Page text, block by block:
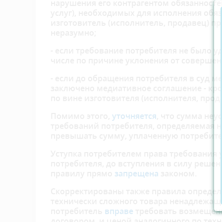
нарушения его контрагентом
услуг), необходимых для исполнения
- если требование потребителя не было
числе по причине уклонения от
- если до обращения потребителя в суд
заключено медиативное соглашение -
уточняется , что сумма
требований потребителя, определяемая
превышать сумму, уплаченную
Уступка потребителем права
запрещена
Скорректированы также правила
технически сложного товара
вправе требовать